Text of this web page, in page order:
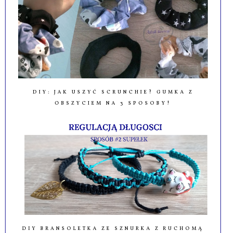
DIY: JAK USZYĆ SCRUNCHIE? GUMKA Z
OBSZYCIEM NA 3 SPOSOBY!
DIY BRANSOLETKA ZE SZNURKA Z RUCHOMĄ